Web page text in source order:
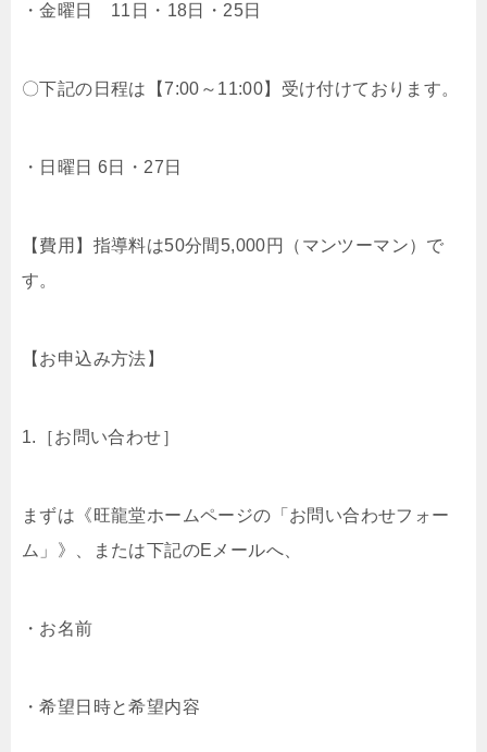
・金曜日 11日・18日・25日
〇下記の日程は【7:00～11:00】受け付けております。
・日曜日 6日・27日
【費用】指導料は50分間5,000円（マンツーマン）で
す。
【お申込み方法】
1.［お問い合わせ］
まずは《旺龍堂ホームページの「お問い合わせフォー
ム」》、または下記のEメールへ、
・お名前
・希望日時と希望内容